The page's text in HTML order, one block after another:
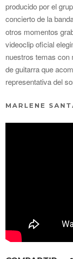
producido por el
concierto de la
otros momentos
videoclip oficial
nuestros temas con
de guitarra que
representativa del
MARLENE